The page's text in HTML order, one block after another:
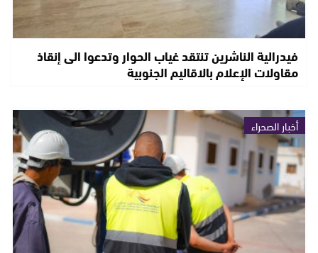
فيدرالية الناشرين تنتقد غياب الحوار وتدعوا الى إنقاذ
مقاولات الإعلام بالاقاليم الجنوبية
أخبار الصحراء